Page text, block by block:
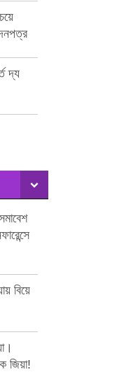
দ্য
বিয়ে
জিয়া!